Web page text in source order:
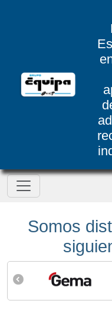
Somos